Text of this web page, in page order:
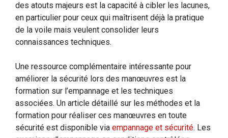
des atouts majeurs est la capacité à cibler les lacunes,
en particulier pour ceux qui maîtrisent déjà la pratique
de la voile mais veulent consolider leurs
connaissances techniques.
Une ressource complémentaire intéressante pour
améliorer la sécurité lors des manœuvres est la
formation sur l’empannage et les techniques
associées. Un article détaillé sur les méthodes et la
formation pour réaliser ces manœuvres en toute
sécurité est disponible via empannage et sécurité. Les